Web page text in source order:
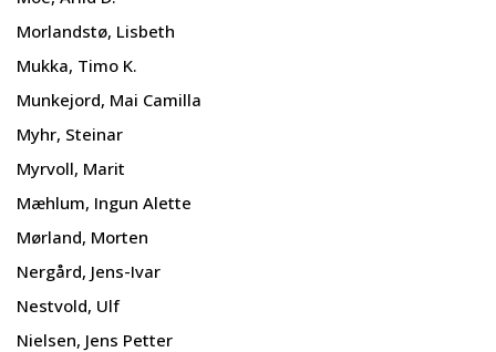
Morlandstø, Lisbeth
Mukka, Timo K.
Munkejord, Mai Camilla
Myhr, Steinar
Myrvoll, Marit
Mæhlum, Ingun Alette
Mørland, Morten
Nergård, Jens-Ivar
Nestvold, Ulf
Nielsen, Jens Petter